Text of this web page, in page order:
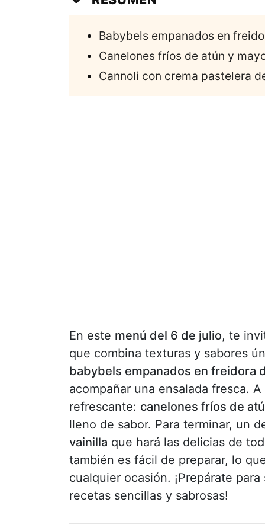
Babybels empanados en
Canelones fríos de atún y
Cannoli con crema pastelera
En este menú del 6 de julio, te
que combina texturas y sabores
babybels empanados en freidora
acompañar una ensalada fresca.
refrescante: canelones fríos de
lleno de sabor. Para terminar, un
vainilla que hará las delicias de
también es fácil de preparar, lo
cualquier ocasión. ¡Prepárate
recetas sencillas y sabrosas!